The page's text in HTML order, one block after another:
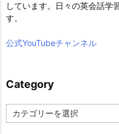
しています。日々の英会話学
す。
公式YouTubeチャンネル
Category
a